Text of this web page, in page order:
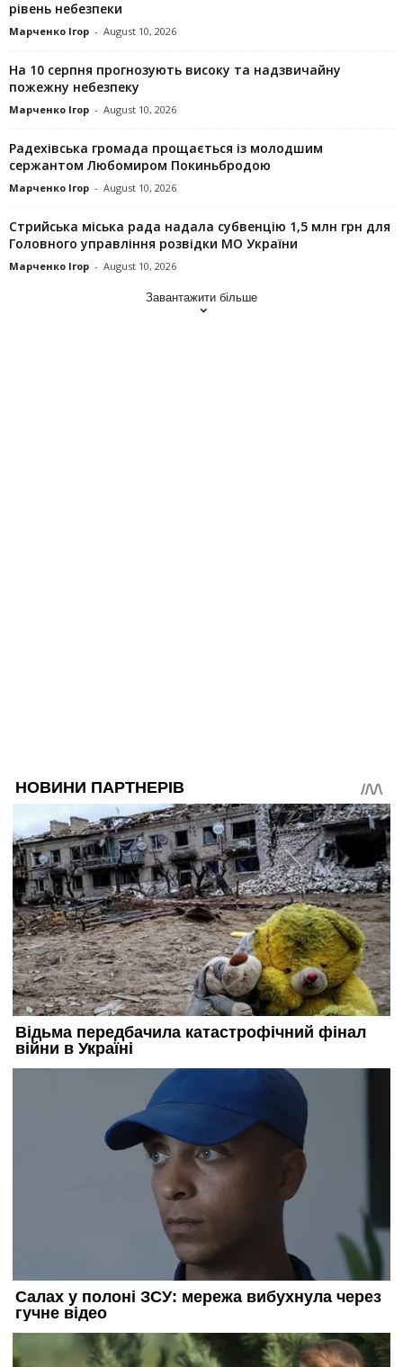
рівень небезпеки
Марченко Ігор - August 10, 2026
На 10 серпня прогнозують високу та надзвичайну
пожежну небезпеку
Марченко Ігор - August 10, 2026
Радехівська громада прощається із молодшим
сержантом Любомиром Покиньбродою
Марченко Ігор - August 10, 2026
Стрийська міська рада надала субвенцію 1,5 млн грн для
Головного управління розвідки МО України
Марченко Ігор - August 10, 2026
Завантажити більше